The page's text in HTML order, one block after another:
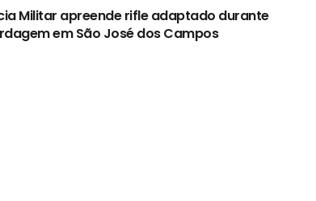
Militar apreende rifle adaptado durante
em São José dos Campos